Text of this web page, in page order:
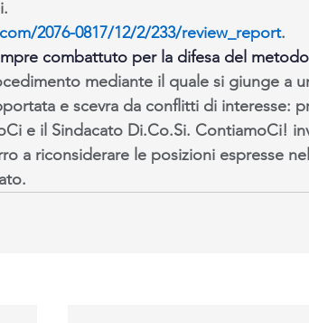
2076-0817/12/2/233/review_report.
combattuto per la difesa del
mediante il quale si giunge a
e scevra da conflitti di interesse:
e il Sindacato Di.Co.Si. ContiamoCi!
a riconsiderare le posizioni espresse